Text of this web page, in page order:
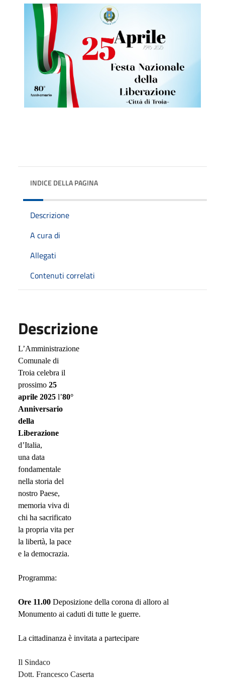
INDICE DELLA PAGINA
Descrizione
A cura di
Allegati
Contenuti correlati
Descrizione
L’Amministrazione
Comunale di
Troia celebra il
prossimo 25
aprile 2025 l’80°
Anniversario
della
Liberazione
d’Italia,
una data
fondamentale
nella storia del
nostro Paese,
memoria viva di
chi ha sacrificato
la propria vita per
la libertà, la pace
e la democrazia.
Programma:
Ore 11.00 Deposizione della corona di alloro al
Monumento ai caduti di tutte le guerre.
La cittadinanza è invitata a partecipare
Il Sindaco
Dott. Francesco Caserta